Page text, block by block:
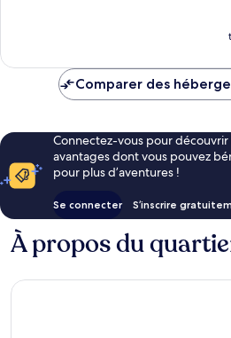
Comparer des
Connectez-vous pour
avantages dont vous pouvez
pour plus d’aventures !
Se connecter S’inscrire
À propos du